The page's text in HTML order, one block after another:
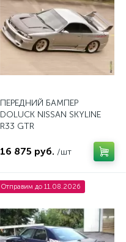
ПЕРЕДНИЙ БАМПЕР
DOLUCK NISSAN SKYLINE
R33 GTR
16 875 руб. /шт
Отправим до 11.08.2026